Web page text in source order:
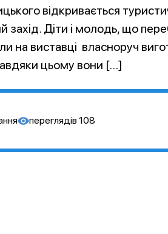
відкривається
захід. Діти і молодь, що
на виставці власноруч
цьому вони […]
переглядів 108